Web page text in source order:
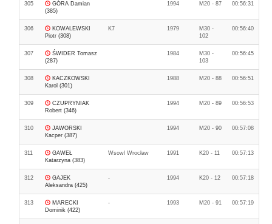
305
GÓRA Damian
(385)
1994 M20 - 87 00:56:31
306
KOWALEWSKI
Piotr (308)
K7 1979
M30 -
102
00:56:40
307
ŚWIDER Tomasz
(287)
1984
M30 -
103
00:56:45
308
KACZKOWSKI
Karol (301)
1988 M20 - 88 00:56:51
309
CZUPRYNIAK
Robert (346)
1994 M20 - 89 00:56:53
310
JAWORSKI
Kacper (387)
1994 M20 - 90 00:57:08
311
GAWEŁ
Katarzyna (383)
Wsowl Wrocław 1991 K20 - 11 00:57:13
312
GAJEK
Aleksandra (425)
- 1994 K20 - 12 00:57:18
313
MARECKI
Dominik (422)
- 1993 M20 - 91 00:57:19